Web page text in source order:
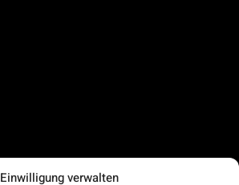
Einwilligung verwalten